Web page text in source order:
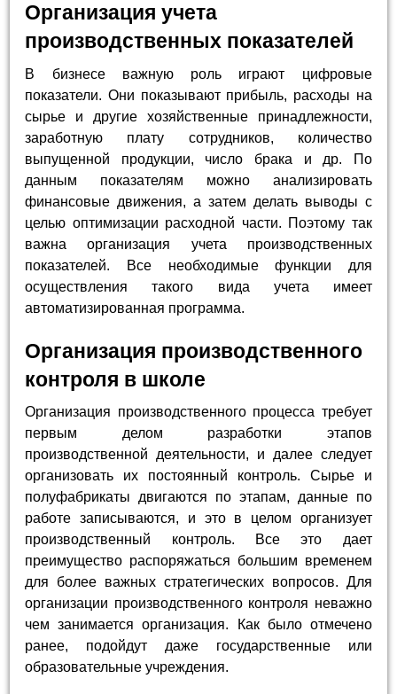
Организация учета
производственных показателей
В бизнесе важную роль играют цифровые
показатели. Они показывают прибыль, расходы на
сырье и другие хозяйственные принадлежности,
заработную плату сотрудников, количество
выпущенной продукции, число брака и др. По
данным показателям можно анализировать
финансовые движения, а затем делать выводы с
целью оптимизации расходной части. Поэтому так
важна организация учета производственных
показателей. Все необходимые функции для
осуществления такого вида учета имеет
автоматизированная программа.
Организация производственного
контроля в школе
Организация производственного процесса требует
первым делом разработки этапов
производственной деятельности, и далее следует
организовать их постоянный контроль. Сырье и
полуфабрикаты двигаются по этапам, данные по
работе записываются, и это в целом организует
производственный контроль. Все это дает
преимущество распоряжаться большим временем
для более важных стратегических вопросов. Для
организации производственного контроля неважно
чем занимается организация. Как было отмечено
ранее, подойдут даже государственные или
образовательные учреждения.